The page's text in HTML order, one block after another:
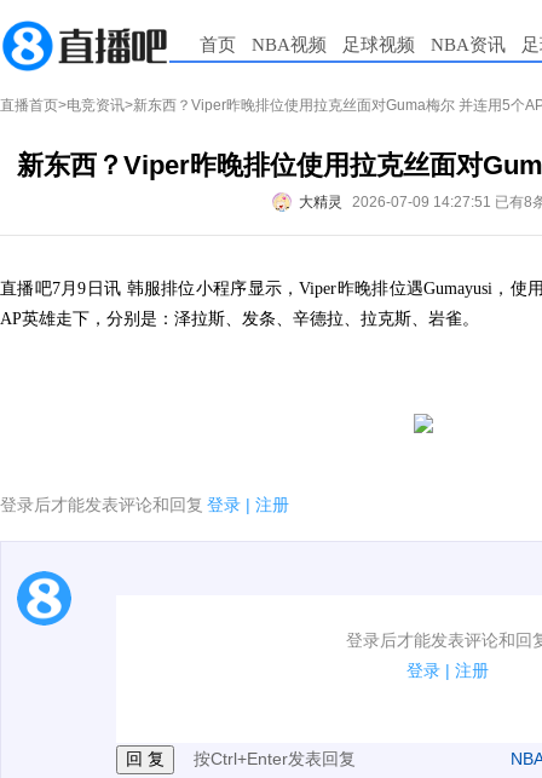
首页 NBA视频 足球视频 NBA资讯
直播首页>电竞资讯>新东西？Viper昨晚排位使用拉克丝面对Guma梅尔 并连用5个
新东西？Viper昨晚排位使用拉克丝面对
大精灵 2026-07-09 14:27:51 已有8
直播吧7月9日讯 韩服排位小程序显示，Viper昨晚排位遇Gumayusi，使
AP英雄走下，分别是： 泽拉斯、发条、辛德拉、拉克斯、岩雀。
登录后才能发表评论和回复 登录 | 注册
登录后才能发表评论和回
登录 | 注册
1.电脑端新用户可以发表评论了！
按Ctrl+Enter发表回复